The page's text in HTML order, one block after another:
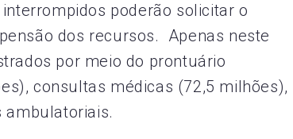
poderão solicitar o
dos recursos. Apenas neste
por meio do prontuário
consultas médicas (72,5 milhões),
ambulatoriais.